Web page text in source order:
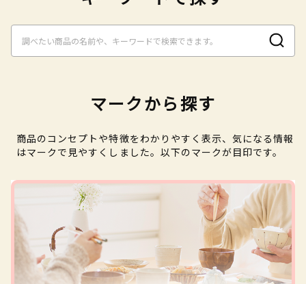
マークから探す
商品のコンセプトや特徴をわかりやすく表示、気になる情報
はマークで見やすくしました。以下のマークが目印です。